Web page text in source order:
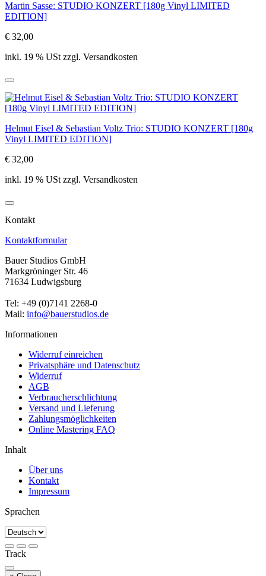
Martin Sasse: STUDIO KONZERT [180g Vinyl LIMITED
EDITION]
€ 32,00
inkl. 19 % USt zzgl. Versandkosten
Helmut Eisel & Sebastian Voltz Trio: STUDIO KONZERT [180g
Vinyl LIMITED EDITION]
€ 32,00
inkl. 19 % USt zzgl. Versandkosten
Kontakt
Kontaktformular
Bauer Studios GmbH
Markgröninger Str. 46
71634 Ludwigsburg
Tel: +49 (0)7141 2268-0
Mail: info@bauerstudios.de
Informationen
Widerruf einreichen
Privatsphäre und Datenschutz
Widerruf
AGB
Verbraucherschlichtung
Versand und Lieferung
Zahlungsmöglichkeiten
Online Mastering FAQ
Inhalt
Über uns
Kontakt
Impressum
Sprachen
Track